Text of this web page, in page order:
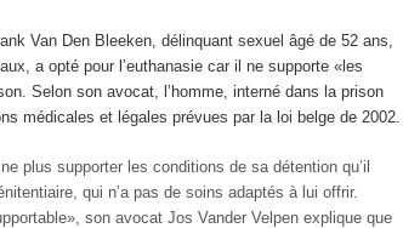
Van Den Bleeken, délinquant sexuel âgé de 52 ans,
a opté pour l’euthanasie car il ne supporte «les
Selon son avocat, l’homme, interné dans la prison
médicales et légales prévues par la loi belge de 2002.
plus supporter les conditions de sa détention qu’il
qui n’a pas de soins adaptés à lui offrir.
son avocat Jos Vander Velpen explique que